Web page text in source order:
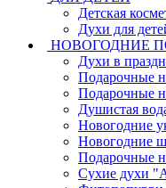
Детская
Духи для
НОВОГОДНИЕ
Духи в
Подарочные
Подарочные
Душистая
Новогодние
Новогодние
Подарочные
Сухие духи